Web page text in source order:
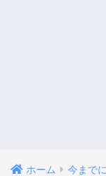
ホーム 今まで